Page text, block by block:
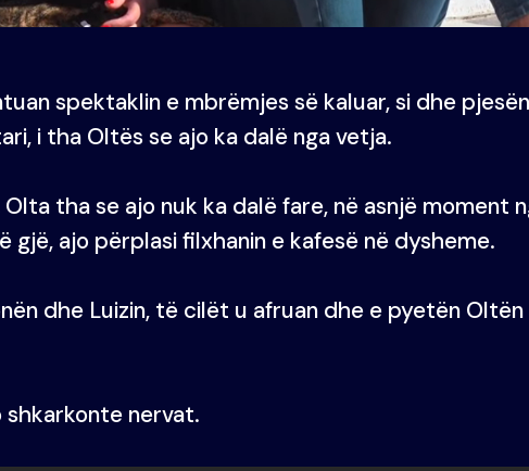
spektaklin e mbrëmjes së kaluar, si dhe
i tha Oltës se ajo ka dalë nga vetja.
tha se ajo nuk ka dalë fare, në asnjë moment
gjë, ajo përplasi filxhanin e kafesë në dysheme.
dhe Luizin, të cilët u afruan dhe e pyetën Oltën
nervat.